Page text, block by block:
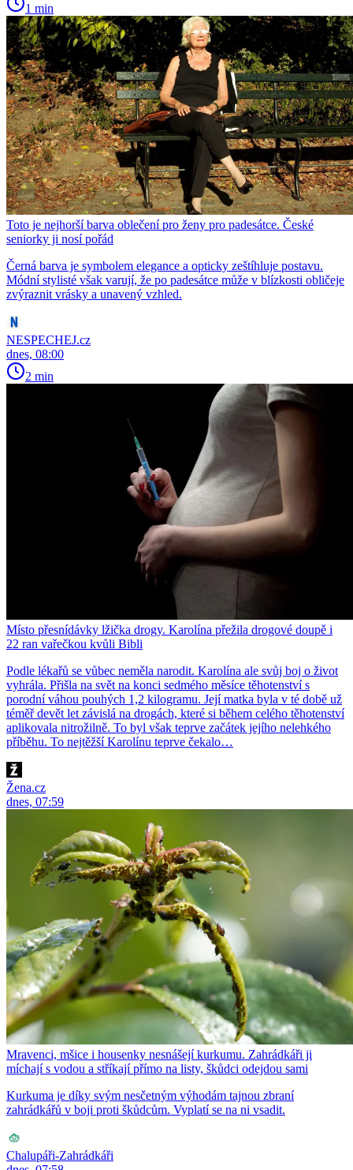
1 min
Toto je nejhorší barva oblečení pro ženy pro padesátce. České
seniorky ji nosí pořád
Černá barva je symbolem elegance a opticky zeštíhluje postavu.
Módní stylisté však varují, že po padesátce může v blízkosti obličeje
zvýraznit vrásky a unavený vzhled.
NESPECHEJ.cz
dnes, 08:00
2 min
Místo přesnídávky lžička drogy. Karolína přežila drogové doupě i
22 ran vařečkou kvůli Bibli
Podle lékařů se vůbec neměla narodit. Karolína ale svůj boj o život
vyhrála. Přišla na svět na konci sedmého měsíce těhotenství s
porodní váhou pouhých 1,2 kilogramu. Její matka byla v té době už
téměř devět let závislá na drogách, které si během celého těhotenství
aplikovala nitrožilně. To byl však teprve začátek jejího nelehkého
příběhu. To nejtěžší Karolínu teprve čekalo…
Žena.cz
dnes, 07:59
Mravenci, mšice i housenky nesnášejí kurkumu. Zahrádkáři ji
míchají s vodou a stříkají přímo na listy, škůdci odejdou sami
Kurkuma je díky svým nesčetným výhodám tajnou zbraní
zahrádkářů v boji proti škůdcům. Vyplatí se na ni vsadit.
Chalupáři-Zahrádkáři